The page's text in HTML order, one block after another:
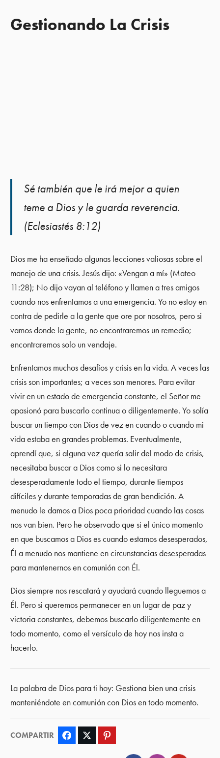
Gestionando La Crisis
Sé también que le irá mejor a quien
teme a Dios y le guarda reverencia.
(Eclesiastés 8:12)
Dios me ha enseñado algunas lecciones valiosas sobre el
manejo de una crisis. Jesús dijo: «Vengan a mí» (Mateo
11:28); No dijo vayan al teléfono y llamen a tres amigos
cuando nos enfrentamos a una emergencia. Yo no estoy en
contra de pedirle a la gente que ore por nosotros, pero si
vamos donde la gente, no encontraremos un remedio;
encontraremos solo un vendaje.
Enfrentamos muchos desafíos y crisis en la vida. A veces las
crisis son importantes; a veces son menores. Para evitar
vivir en un estado de emergencia constante, el Señor me
apasionó para buscarlo continua o diligentemente. Yo solía
buscar un tiempo con Dios de vez en cuando o cuando mi
vida estaba en grandes problemas. Eventualmente,
aprendí que, si alguna vez quería salir del modo de crisis,
necesitaba buscar a Dios como si lo necesitara
desesperadamente todo el tiempo, durante tiempos
difíciles y durante temporadas de gran bendición. A
menudo le damos a Dios poca prioridad cuando las cosas
nos van bien. Pero he observado que si el único momento
en que buscamos a Dios es cuando estamos desesperados,
Él a menudo nos mantiene en circunstancias desesperadas
para mantenernos en comunión con Él.
Dios siempre nos rescatará y ayudará cuando lleguemos a
Él. Pero si queremos permanecer en un lugar de paz y
victoria constantes, debemos buscarlo diligentemente en
todo momento, como el versículo de hoy nos insta a
hacerlo.
La palabra de Dios para ti hoy: Gestiona bien una crisis
manteniéndote en comunión con Dios en todo momento.
COMPARTIR Facebook Twitter